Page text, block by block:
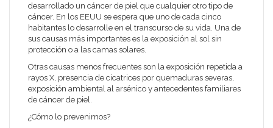
desarrollado un cáncer de piel que cualquier otro tipo de
cáncer. En los EEUU se espera que uno de cada cinco
habitantes lo desarrolle en el transcurso de su vida. Una de
sus causas más importantes es la exposición al sol sin
protección o a las camas solares.
Otras causas menos frecuentes son la exposición repetida a
rayos X, presencia de cicatrices por quemaduras severas,
exposición ambiental al arsénico y antecedentes familiares
de cáncer de piel.
¿Cómo lo prevenimos?